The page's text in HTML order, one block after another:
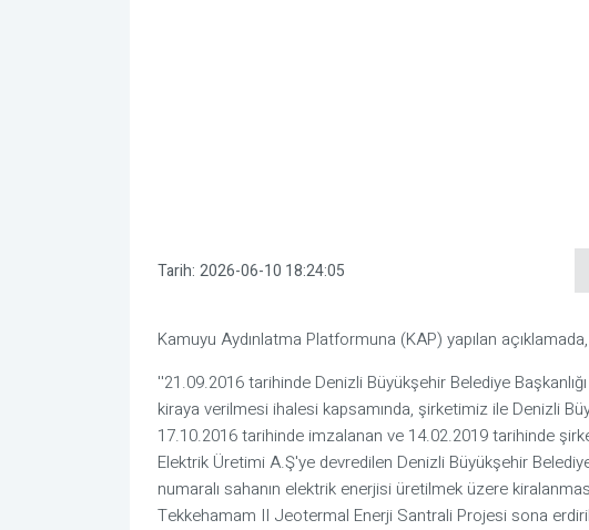
Tarih: 2026-06-10 18:24:05
Kamuyu Aydınlatma Platformuna (KAP) yapılan
''21.09.2016 tarihinde Denizli Büyükşehir Belediye
kiraya verilmesi ihalesi kapsamında, şirketimiz ile Denizli
17.10.2016 tarihinde imzalanan ve 14.02.2019 tarihinde
Elektrik Üretimi A.Ş'ye devredilen Denizli Büyükşehir
numaralı sahanın elektrik enerjisi üretilmek üzere
Tekkehamam II Jeotermal Enerji Santrali Projesi sona